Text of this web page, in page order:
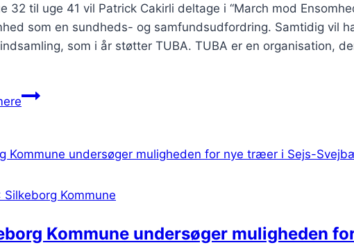
32 til uge 41 vil Patrick Cakirli deltage i “March mod
som en sundheds- og samfundsudfordring. Samtidig vil
som i år støtter TUBA. TUBA er en organisation,
september
med
March
Ensomhed
‘24
Silkeborg Kommune
Kommune undersøger muligheden